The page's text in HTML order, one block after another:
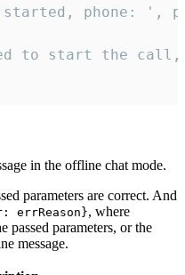
phone: ',
to start the
in the offline chat mode.
parameters are correct. And
, where
passed parameters, or the
message.